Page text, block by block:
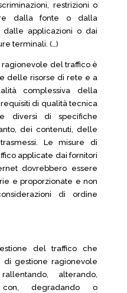
restrizioni o
dalla fonte o dalla
dalle applicazioni o dai
terminali. (…)
ragionevole del traffico è
delle risorse di rete e a
complessiva della
di qualità tecnica
diversi di specifiche
dei contenuti, delle
Le misure di
applicate dai fornitori
dovrebbero essere
e proporzionate e non
di ordine
del traffico che
gestione ragionevole
alterando,
con, degradando o